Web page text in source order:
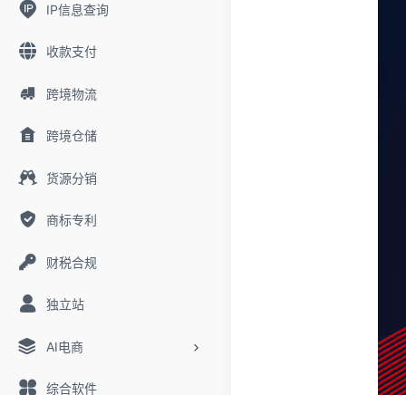
IP信息查询
收款支付
跨境物流
跨境仓储
货源分销
商标专利
财税合规
独立站
AI电商
综合软件